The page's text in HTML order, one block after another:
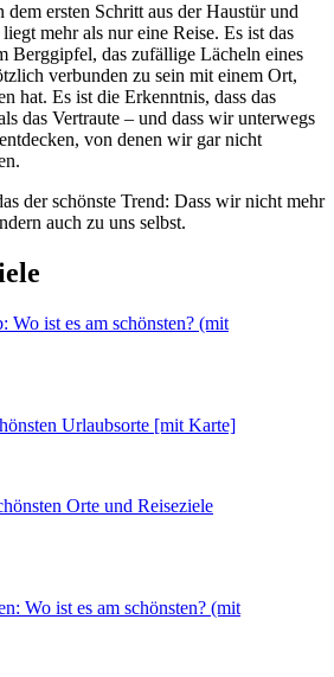
ersten Schritt aus der Haustür und
mehr als nur eine Reise. Es ist das
Berggipfel, das zufällige Lächeln eines
verbunden zu sein mit einem Ort,
hat. Es ist die Erkenntnis, dass das
das Vertraute – und dass wir unterwegs
von denen wir gar nicht
der schönste Trend: Dass wir nicht mehr
auch zu uns selbst.
Wo ist es am schönsten? (mit
Urlaubsorte [mit Karte]
Orte und Reiseziele
Wo ist es am schönsten? (mit